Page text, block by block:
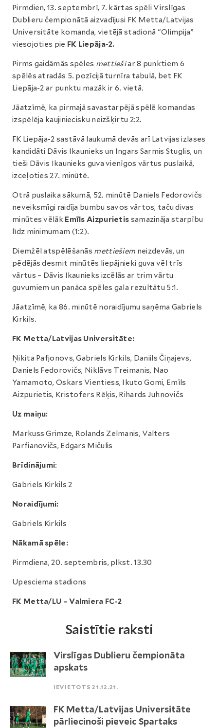
Pirmdien, 13. septembrī, 7. kārtas spēli Virslīgas
Dublieru čempionātā aizvadījusi FK Metta/Latvijas
Universitāte komanda, vietējā stadionā “Olimpija”
viesojoties pie FK Liepāja-2.
Pirms gaidāmās spēles mettiešiar 8 punktiem 6
spēlēs atradās 5. pozīcijā turnīra tabulā, bet FK
Liepāja-2 ar punktu mazāk ir 6. vietā.
Jāatzīmē, ka pirmajā savastarpējā spēlē komandas
izspēlēja kaujiniecisku neizšķirtu 2:2.
FK Liepāja-2 sastāvā laukumā devās arī Latvijas izlases
kandidāti Dāvis Ikaunieks un Ingars Sarmis Stuglis, un
tieši Dāvis Ikaunieks guva vienīgos vārtus puslaikā,
izceļoties 27. minūtē.
Otrā puslaika sākumā, 52. minūtē Daniels Fedorovičs
neveiksmīgi raidīja bumbu savos vārtos, taču divas
minūtes vēlāk Emīls Aizpurietis samazināja starpību
līdz minimumam (1:2).
Diemžēl atspēlēšanās mettiešiem neizdevās, un
pēdējās desmit minūtēs liepājnieki guva vēl trīs
vārtus – Dāvis Ikaunieks izcēlās ar trim vārtu
guvumiem un panāca spēles gala rezultātu 5:1.
Jāatzīmē, ka 86. minūtē noraidījumu saņēma Gabriels
Kirkils.
FK Metta/Latvijas Universitāte:
Ņikita Pafjonovs, Gabriels Kirkils, Daniils Čiņajevs,
Daniels Fedorovičs, Niklāvs Treimanis, Nao
Yamamoto, Oskars Vientiess, Ikuto Gomi, Emīls
Aizpurietis, Kristofers Rēķis, Rihards Juhnovičs
Uz maiņu:
Markuss Grimze, Rolands Zelmanis, Valters
Parfianovičs, Edgars Mičulis
Brīdinājumi:
Gabriels Kirkils 2
Noraidījumi:
Gabriels Kirkils
Nākamā spēle:
Pirmdiena, 20. septembris, plkst. 13.30
Upesciema stadions
FK Metta/LU – Valmiera FC-2
Saistītie raksti
Virslīgas Dublieru čempionāta
apskats
IEVIETOTS 21.12.21.
FK Metta/Latvijas Universitāte
pārliecinoši pieveic Spartaks